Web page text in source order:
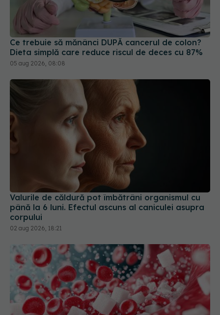
Ce trebuie să mănânci DUPĂ cancerul de colon?
Dieta simplă care reduce riscul de deces cu 87%
05 aug 2026, 08:08
Valurile de căldură pot îmbătrâni organismul cu
până la 6 luni. Efectul ascuns al caniculei asupra
corpului
02 aug 2026, 18:21